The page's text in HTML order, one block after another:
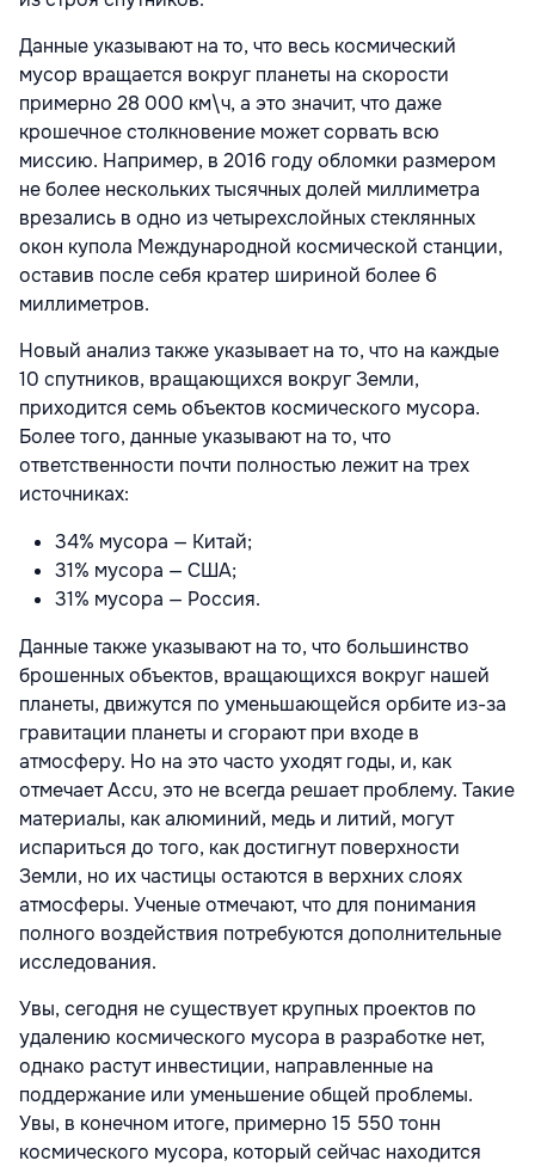
Данные указывают на то, что весь космический
мусор вращается вокруг планеты на скорости
примерно 28 000 км\ч, а это значит, что даже
крошечное столкновение может сорвать всю
миссию. Например, в 2016 году обломки размером
не более нескольких тысячных долей миллиметра
врезались в одно из четырехслойных стеклянных
окон купола Международной космической станции,
оставив после себя кратер шириной более 6
миллиметров.
Новый анализ также указывает на то, что на каждые
10 спутников, вращающихся вокруг Земли,
приходится семь объектов космического мусора.
Более того, данные указывают на то, что
ответственности почти полностью лежит на трех
источниках:
34% мусора — Китай;
31% мусора — США;
31% мусора — Россия.
Данные также указывают на то, что большинство
брошенных объектов, вращающихся вокруг нашей
планеты, движутся по уменьшающейся орбите из-за
гравитации планеты и сгорают при входе в
атмосферу. Но на это часто уходят годы, и, как
отмечает Accu, это не всегда решает проблему. Такие
материалы, как алюминий, медь и литий, могут
испариться до того, как достигнут поверхности
Земли, но их частицы остаются в верхних слоях
атмосферы. Ученые отмечают, что для понимания
полного воздействия потребуются дополнительные
исследования.
Увы, сегодня не существует крупных проектов по
удалению космического мусора в разработке нет,
однако растут инвестиции, направленные на
поддержание или уменьшение общей проблемы.
Увы, в конечном итоге, примерно 15 550 тонн
космического мусора, который сейчас находится